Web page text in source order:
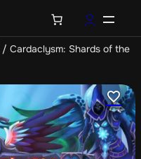
/ Cardaclysm: Shards of the